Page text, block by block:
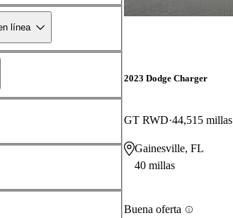
línea
2023 Dodge Charger
GT RWD 44,515 millas
Gainesville, FL
40 millas
Buena oferta